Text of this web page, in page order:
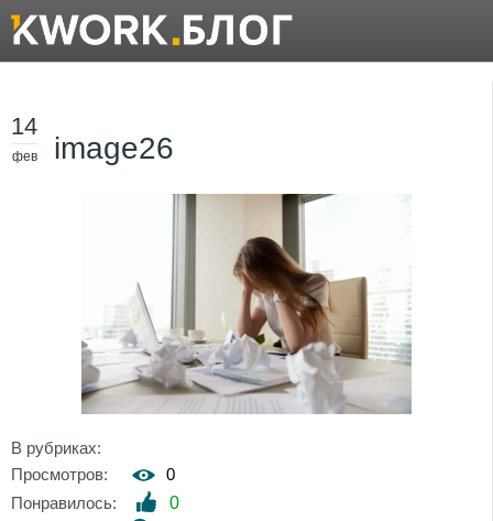
14
фев image26
В рубриках:
Просмотров:
0
Понравилось:
0